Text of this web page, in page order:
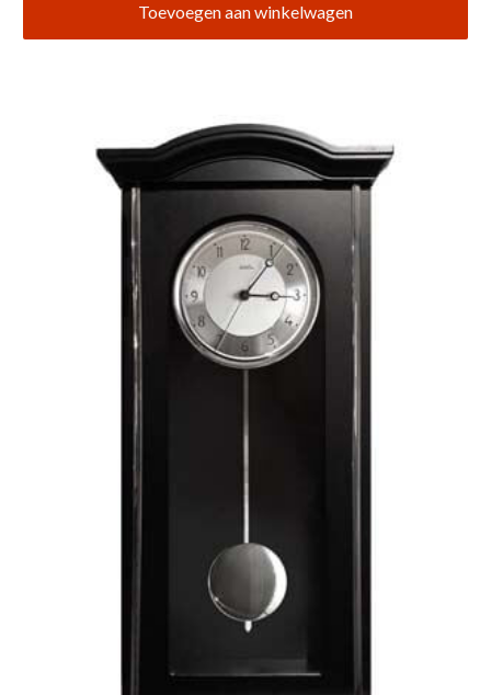
Toevoegen aan winkelwagen